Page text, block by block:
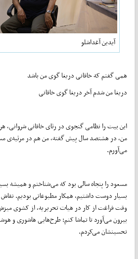
آیدین آغداشلو
همی گفتم که خاقانی دریغا گوی من باشد
دریغا من شدم آخر دریغا گوی خاقانی
این بیت را نظامی گنجوی در رثای خاقانی شروانی،
من، در هشتصد سال پیش گفته، من هم در مرثیه‌ی
می‌آورم.
مسعود را پنجاه سالی بود که می‌شناختم و همیشه
بسیار دوست داشتیم، همکار مطبوعاتی بودیم. نقاش
وقت فراغت از کار در هیات تحریریه، از کشوی میزش
بیرون می‌آورد تا تماشا کنم: طرح‌هایی هاشوری و
تحسینشان می‌کردم.